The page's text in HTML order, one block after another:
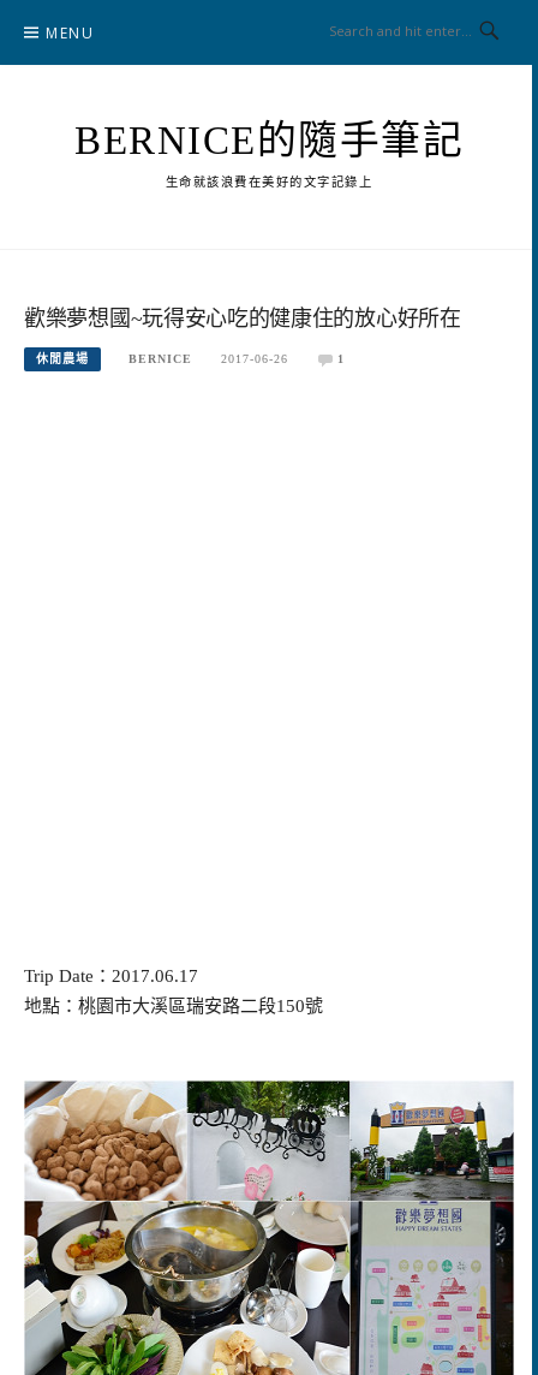
content
MENU
BERNICE的隨手筆記
生命就該浪費在美好的文字記錄上
歡樂夢想國~玩得安心吃的健康住的放心好所在
休閒農場 BERNICE 2017-06-26 1
Trip Date：2017.06.17
地點：桃園市大溪區瑞安路二段150號